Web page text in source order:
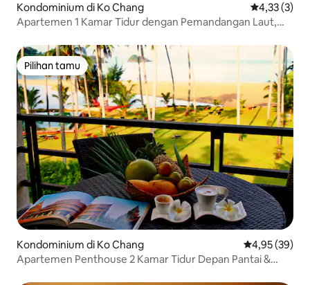
Kondominium di Ko Chang Nilai rata-
4,33 (3)
Apartemen 1 Kamar Tidur dengan Pemandangan Laut,
Pilihan tamu
Pilihan tamu
Kondominium di Ko Chang Nilai rata-rata
4,95 (39)
Apartemen Penthouse 2 Kamar Tidur Depan Pantai &